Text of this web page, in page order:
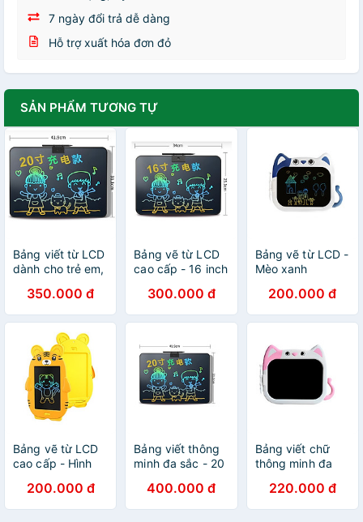
7 ngày đổi trả dễ dàng
Hỗ trợ xuất hóa đơn đỏ
SẢN PHẨM TƯƠNG TỰ
Bảng viết từ LCD
dành cho trẻ em,
20 inch
350.000 đ
Bảng vẽ từ LCD
cao cấp - 16 inch
300.000 đ
Bảng vẽ từ LCD -
Mèo xanh
200.000 đ
Bảng vẽ từ LCD
cao cấp - Hình
200.000 đ
Bảng viết thông
minh đa sắc - 20
400.000 đ
Bảng viết chữ
thông minh đa
220.000 đ